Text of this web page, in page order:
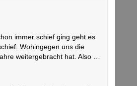
immer schief ging geht es
Wohingegen uns die
weitergebracht hat. Also …